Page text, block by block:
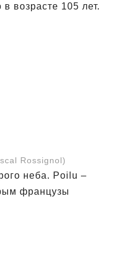
возрасте 105 лет.
Rossignol)
неба. Poilu –
французы